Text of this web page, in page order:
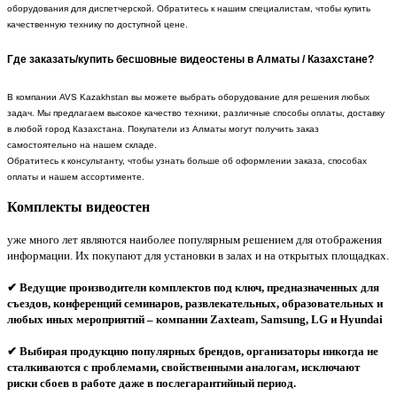
оборудования для диспетчерской. Обратитесь к нашим специалистам, чтобы купить
качественную технику по доступной цене.
Где заказать/купить бесшовные видеостены в Алматы / Казахстане?
В компании AVS Kazakhstan вы можете выбрать оборудование для решения любых
задач. Мы предлагаем высокое качество техники, различные способы оплаты, доставку
в любой город Казахстана. Покупатели из Алматы могут получить заказ
самостоятельно на нашем складе.
Обратитесь к консультанту, чтобы узнать больше об оформлении заказа, способах
оплаты и нашем ассортименте.
Комплекты видеостен
уже много лет являются наиболее популярным решением для отображения
информации. Их покупают для установки в залах и на открытых площадках.
✔ Ведущие производители комплектов под ключ, предназначенных для
съездов, конференций семинаров, развлекательных, образовательных и
любых иных мероприятий – компании Zaxteam, Samsung, LG и Hyundai
✔ Выбирая продукцию популярных брендов, организаторы никогда не
сталкиваются с проблемами, свойственными аналогам, исключают
риски сбоев в работе даже в послегарантийный период.